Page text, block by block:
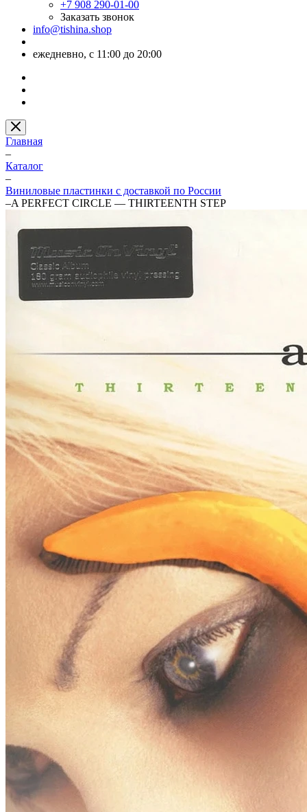
+7 908 290-01-00
Заказать звонок
info@tishina.shop
ежедневно, с 11:00 до 20:00
Главная
–
Каталог
–
Виниловые пластинки с доставкой по России
–A PERFECT CIRCLE — THIRTEENTH STEP